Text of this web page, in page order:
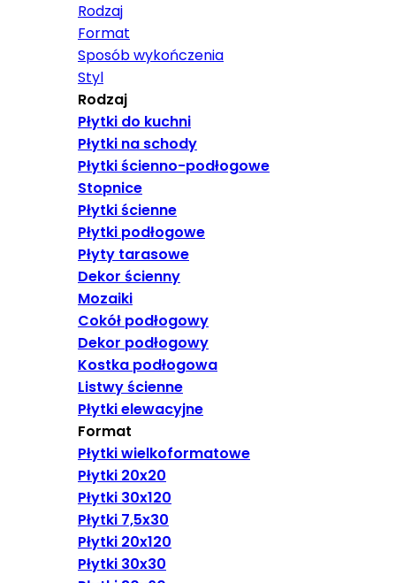
Rodzaj
Format
Sposób wykończenia
Styl
Rodzaj
Płytki do kuchni
Płytki na schody
Płytki ścienno-podłogowe
Stopnice
Płytki ścienne
Płytki podłogowe
Płyty tarasowe
Dekor ścienny
Mozaiki
Cokół podłogowy
Dekor podłogowy
Kostka podłogowa
Listwy ścienne
Płytki elewacyjne
Format
Płytki wielkoformatowe
Płytki 20x20
Płytki 30x120
Płytki 7,5x30
Płytki 20x120
Płytki 30x30